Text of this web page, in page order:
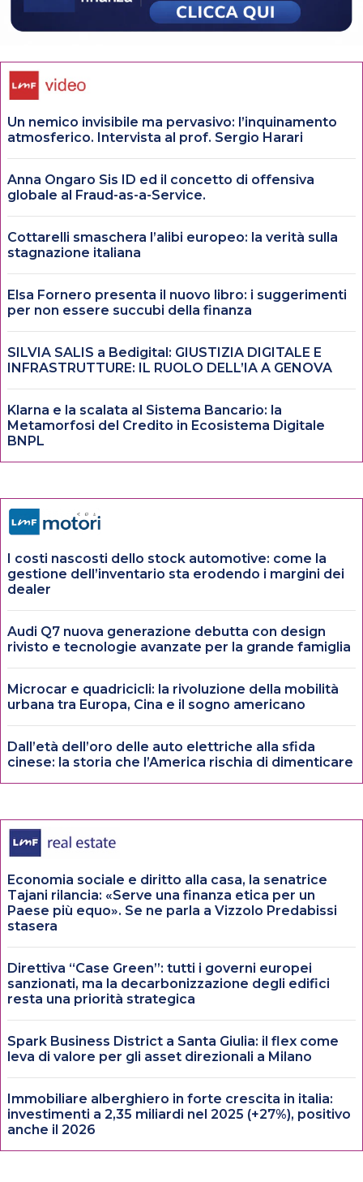
Un nemico invisibile ma pervasivo: l’inquinamento
atmosferico. Intervista al prof. Sergio Harari
Anna Ongaro Sis ID ed il concetto di offensiva
globale al Fraud-as-a-Service.
Cottarelli smaschera l’alibi europeo: la verità sulla
stagnazione italiana
Elsa Fornero presenta il nuovo libro: i suggerimenti
per non essere succubi della finanza
SILVIA SALIS a Bedigital: GIUSTIZIA DIGITALE E
INFRASTRUTTURE: IL RUOLO DELL’IA A GENOVA
Klarna e la scalata al Sistema Bancario: la
Metamorfosi del Credito in Ecosistema Digitale
BNPL
I costi nascosti dello stock automotive: come la
gestione dell’inventario sta erodendo i margini dei
dealer
Audi Q7 nuova generazione debutta con design
rivisto e tecnologie avanzate per la grande famiglia
Microcar e quadricicli: la rivoluzione della mobilità
urbana tra Europa, Cina e il sogno americano
Dall’età dell’oro delle auto elettriche alla sfida
cinese: la storia che l’America rischia di dimenticare
Economia sociale e diritto alla casa, la senatrice
Tajani rilancia: «Serve una finanza etica per un
Paese più equo». Se ne parla a Vizzolo Predabissi
stasera
Direttiva “Case Green”: tutti i governi europei
sanzionati, ma la decarbonizzazione degli edifici
resta una priorità strategica
Spark Business District a Santa Giulia: il flex come
leva di valore per gli asset direzionali a Milano
Immobiliare alberghiero in forte crescita in italia:
investimenti a 2,35 miliardi nel 2025 (+27%), positivo
anche il 2026